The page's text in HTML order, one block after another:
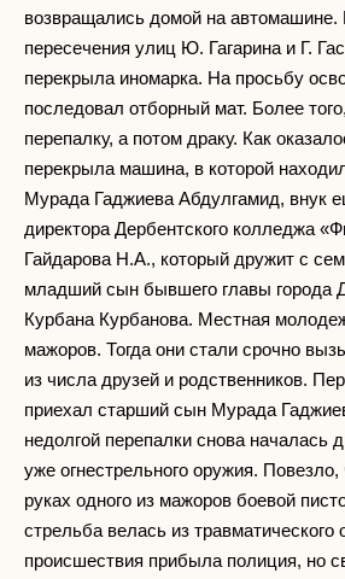
возвращались домой на автомашине.
пересечения улиц Ю. Гагарина и Г.
перекрыла иномарка. На просьбу
последовал отборный мат. Более
перепалку, а потом драку. Как
перекрыла машина, в которой
Мурада Гаджиева Абдулгамид, внук
директора Дербентского колледжа
Гайдарова Н.А., который дружит с
младший сын бывшего главы города
Курбана Курбанова. Местная
мажоров. Тогда они стали срочно
из числа друзей и родственников.
приехал старший сын Мурада
недолгой перепалки снова началась
уже огнестрельного оружия.
руках одного из мажоров боевой
стрельба велась из
происшествия прибыла полиция, но